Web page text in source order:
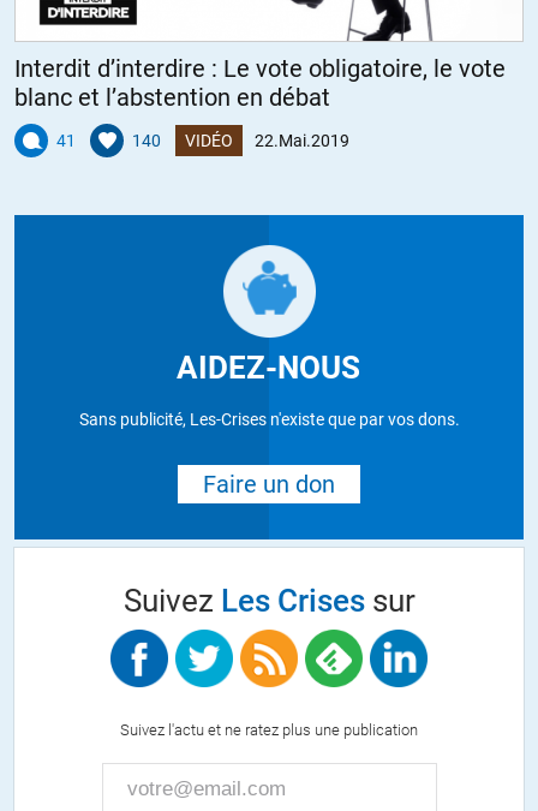
Interdit d’interdire : Le vote obligatoire, le vote
blanc et l’abstention en débat
41 140 VIDÉO 22.Mai.2019
AIDEZ-NOUS
Sans publicité, Les-Crises n'existe que par vos dons.
Faire un don
Suivez Les Crisessur
Suivez l'actu et ne ratez plus une publication